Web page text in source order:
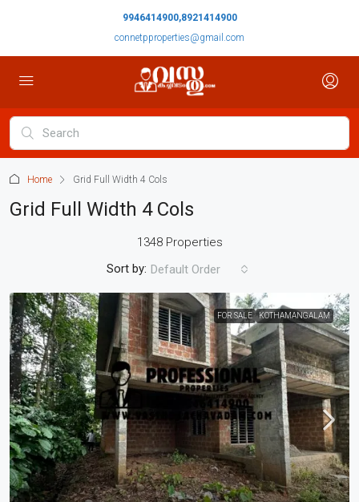
9946414900,8921414900
connetpproperties@gmail.com
Home Grid Full Width 4 Cols
Grid Full Width 4 Cols
1348 Properties
Sort by: Default Order
FOR SALE KOTHAMANGALAM